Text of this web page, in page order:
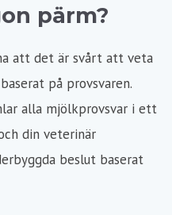
pärm?
att det är svårt att veta
på provsvaren.
alla mjölkprovsvar i ett
din veterinär
beslut baserat